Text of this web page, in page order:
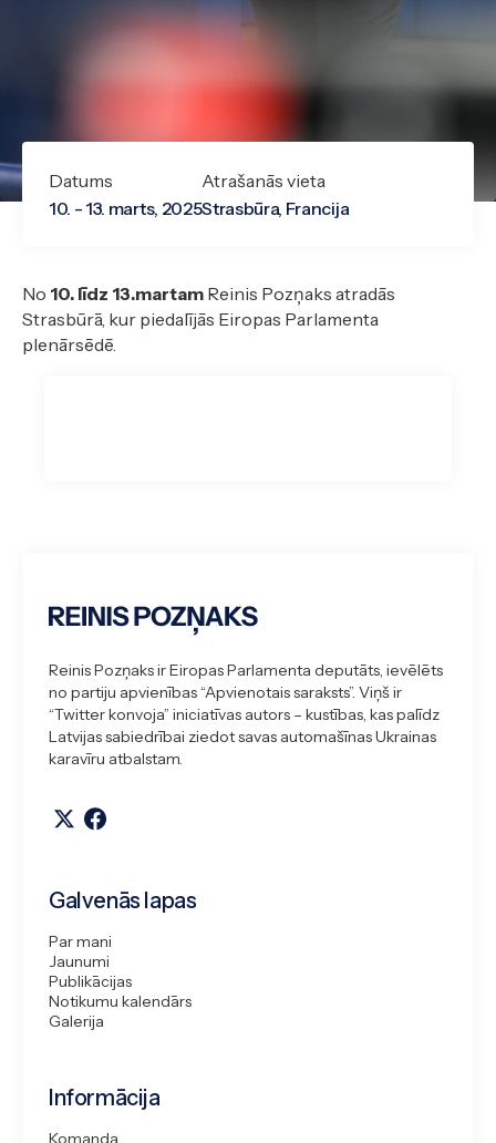
Datums
10. - 13. marts, 2025
Atrašanās vieta
Strasbūra, Francija
No 10. līdz 13.martam Reinis Pozņaks atradās
Strasbūrā, kur piedalījās Eiropas Parlamenta
plenārsēdē.
Reinis Pozņaks ir Eiropas Parlamenta deputāts, ievēlēts
no partiju apvienības “Apvienotais saraksts”. Viņš ir
“Twitter konvoja” iniciatīvas autors – kustības, kas palīdz
Latvijas sabiedrībai ziedot savas automašīnas Ukrainas
karavīru atbalstam.
Galvenās lapas
Par mani
Jaunumi
Publikācijas
Notikumu kalendārs
Galerija
Informācija
Komanda